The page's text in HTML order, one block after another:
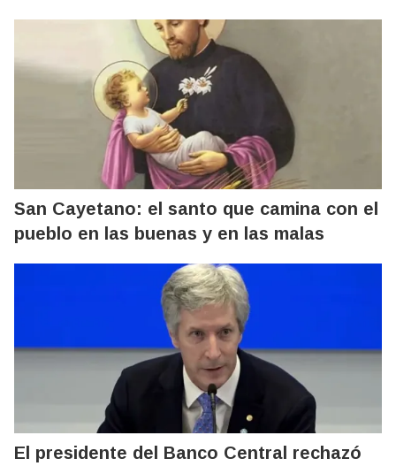
San Cayetano: el santo que camina con el
pueblo en las buenas y en las malas
El presidente del Banco Central rechazó